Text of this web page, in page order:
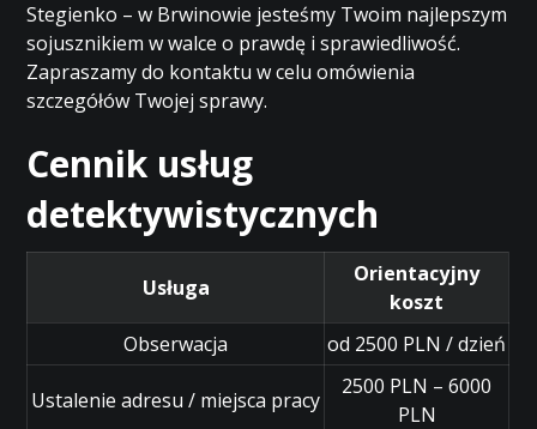
Stegienko – w Brwinowie jesteśmy Twoim najlepszym
sojusznikiem w walce o prawdę i sprawiedliwość.
Zapraszamy do kontaktu w celu omówienia
szczegółów Twojej sprawy.
Cennik usług
detektywistycznych
Usługa
Orientacyjny
koszt
Obserwacja
od 2500 PLN / dzień
Ustalenie adresu / miejsca pracy
2500 PLN – 6000
PLN